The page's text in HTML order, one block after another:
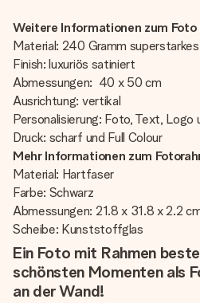
Weitere Informationen zum Foto
Material: 240 Gramm
Finish: luxuriös satiniert
Abmessungen: 40 x 50 cm
Ausrichtung: vertikal
Personalisierung: Foto, Text, Logo
Druck: scharf und Full Colour
Mehr Informationen zum
Material: Hartfaser
Farbe: Schwarz
Abmessungen: 21.8 x 31.8 x 2.2
Scheibe: Kunststoffglas
Ein Foto mit Rahmen
schönsten Momenten als
an der Wand!